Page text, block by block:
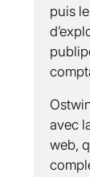
puis
avec
web,